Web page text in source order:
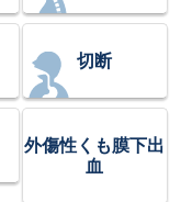
切断
外傷性くも膜下出
血